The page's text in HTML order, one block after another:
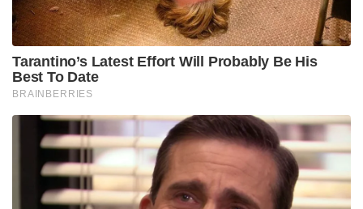
Tarantino’s Latest Effort Will Probably Be His
Best To Date
BRAINBERRIES